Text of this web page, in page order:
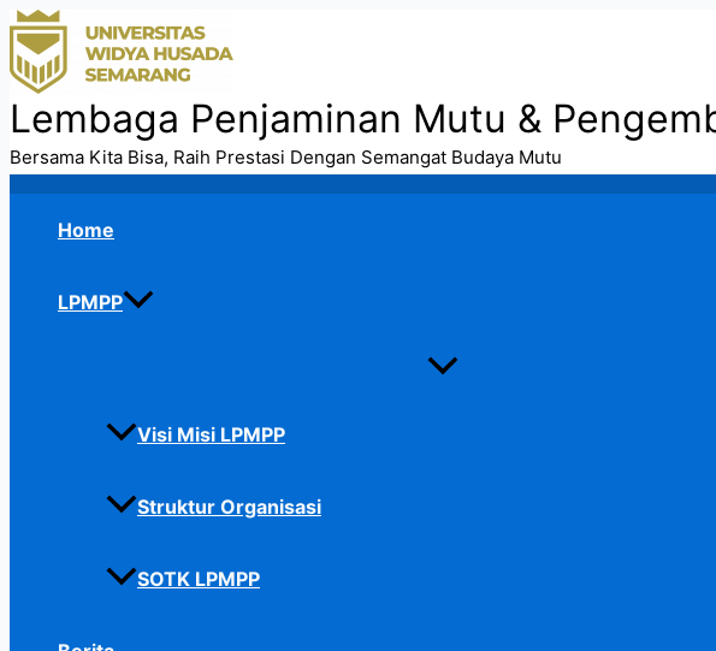
Skip
to
content
Lembaga Penjaminan Mutu &
Bersama Kita Bisa, Raih Prestasi Dengan Semangat Budaya Mutu
Home
LPMPP
Visi Misi LPMPP
Struktur Organisasi
SOTK LPMPP